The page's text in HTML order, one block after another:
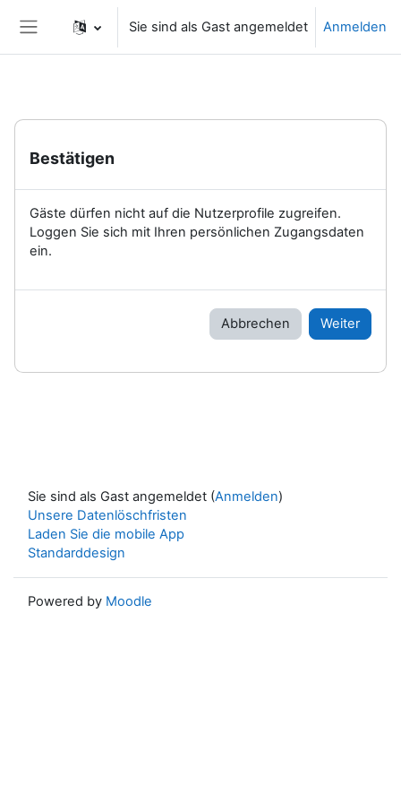
Website-Übersicht
Sie sind als Gast angemeldet Anmelden
Bestätigen
Gäste dürfen nicht auf die Nutzerprofile zugreifen.
Loggen Sie sich mit Ihren persönlichen Zugangsdaten
ein.
Abbrechen Weiter
Sie sind als Gast angemeldet (Anmelden)
Unsere Datenlöschfristen
Laden Sie die mobile App
Standarddesign
Powered by Moodle